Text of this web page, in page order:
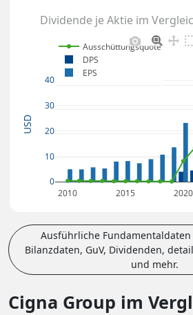
Dividende je Aktie im
2010 2015 2020
0
10
20
30
40
Ausschüttungsquote
DPS
EPS
USD
Ausführliche Fundamentaldaten
Bilanzdaten, GuV, Dividenden,
und mehr.
Cigna Group im